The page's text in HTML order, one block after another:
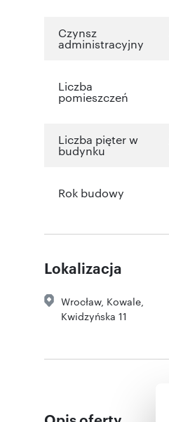
Czynsz
administracyjny
Liczba
pomieszczeń
Liczba pięter w
budynku
Rok budowy
Lokalizacja
Wrocław, Kowale,
Kwidzyńska 11